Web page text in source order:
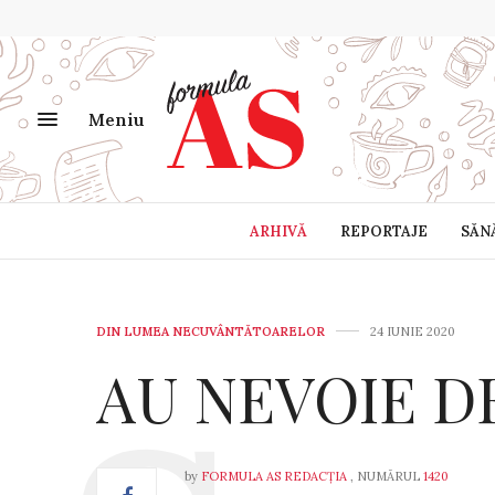
Meniu
ARHIVĂ REPORTAJE
DIN LUMEA NECUVÂNTĂTOARELOR 24 IUNIE 2020
AU NEVOIE
by FORMULA AS REDACȚIA , NUMĂRUL 1420